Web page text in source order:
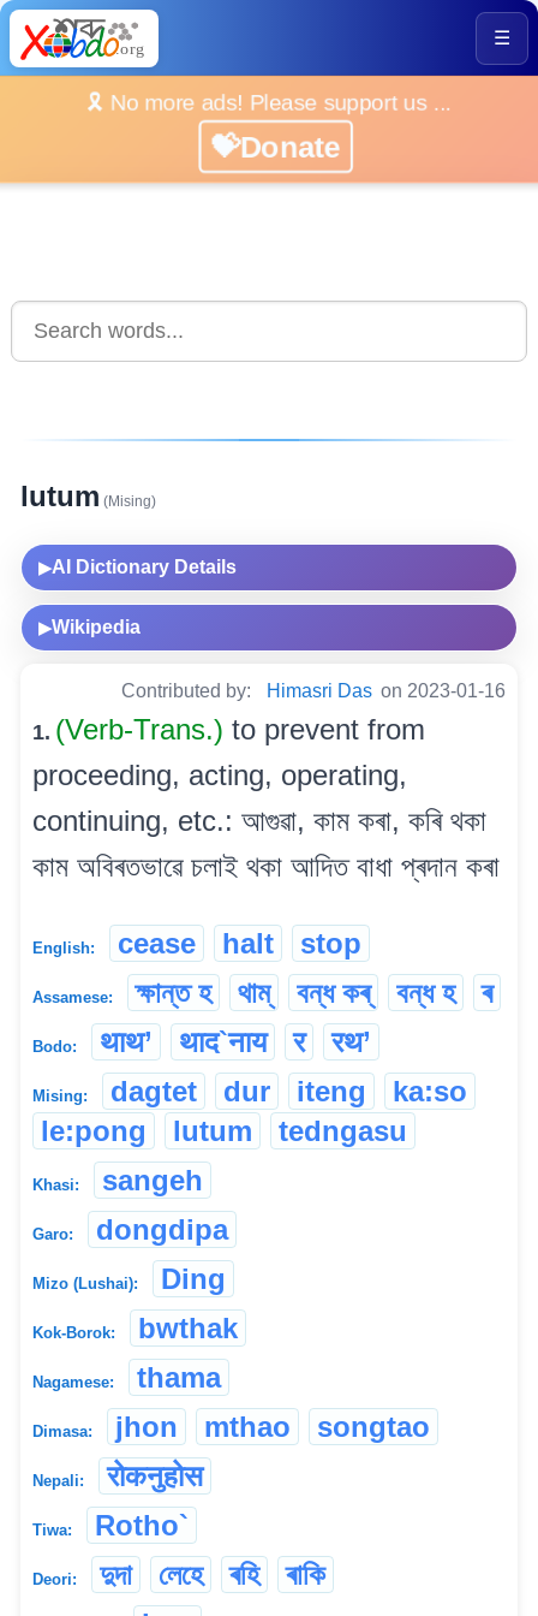
☰
🎗️ No more ads! Please support us ...
💝Donate
lutum (Mising)
▶AI Dictionary Details
▶Wikipedia
Contributed by: Himasri Das on 2023-01-16
1. (Verb-Trans.) to prevent from
proceeding, acting, operating,
continuing, etc.: আগুৱা, কাম কৰা, কৰি থকা
কাম অবিৰতভাৱে চলাই থকা আদিত বাধা প্ৰদান কৰা
English: cease halt stop
Assamese: ক্ষান্ত হ থাম্ বন্ধ কৰ্ বন্ধ হ ৰ
Bodo: थाथ’ थाद`नाय र रथ’
Mising: dagtet dur iteng
ka:so
le:pong
lutum tedngasu
Khasi: sangeh
Garo: dongdipa
Mizo (Lushai): Ding
Kok-Borok: bwthak
Nagamese: thama
Dimasa: jhon mthao songtao
Nepali: रोकनुहोस
Tiwa: Rotho`
Deori: দুদা লেহে ৰহি
ৰাকি